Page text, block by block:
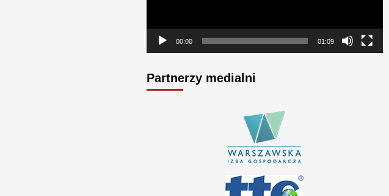
00:00 01:09
Partnerzy medialni